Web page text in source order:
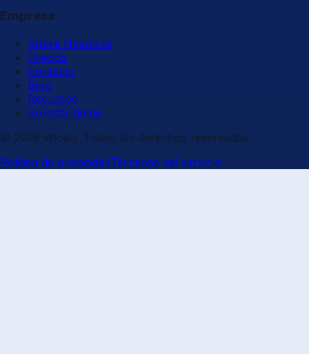
Empresa
Sobre Nosotros
Precios
Contacto
Blog
Recursos
Solicitar demo
© 2026 Wicely. Todos los derechos reservados.
Política de privacidadTérminos del servicio